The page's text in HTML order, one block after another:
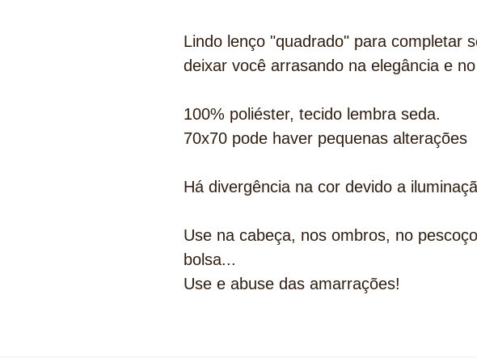
Lindo lenço "quadrado" para completar
deixar você arrasando na elegância e
100% poliéster, tecido lembra seda.
70x70 pode haver pequenas alterações
Há divergência na cor devido a
Use na cabeça, nos ombros, no
bolsa...
Use e abuse das amarrações!